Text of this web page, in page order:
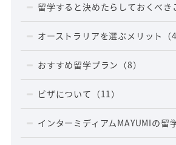
留学すると決めたらしておくべき
オーストラリアを選ぶメリット （
おすすめ留学プラン （8）
ビザについて （11）
インターミディアムMAYUMIの留